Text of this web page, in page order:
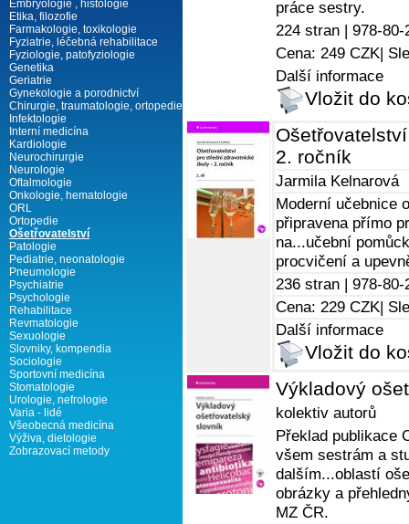
Embryologie , histologie
Etika, filozofie
Farmakologie, toxikologie
Fyziatrie, léčebná rehabilitace
Fyziologie, patofyziologie
Genetika
Geriatrie
Gynekologie a porodnictví
Chirurgie, traumatologie, ortopedie
Infektologie
Interní medicína
Kardiologie
Neurochirurgie
Neurologie
Oftalmologie
Onkologie, hematologie
ORL
Ortopedie
Ošetřovatelství
Patologie
Pediatrie, neonatologie
Pneumologie
Psychiatrie
Psychologie
Rehabilitace
Revmatologie
Sexuologie
Slovniky, kompendia
Sociologie
Sportovní medicína
Stomatologie
Urologie, nefrologie
Varia - lidé
Všeobecná medicína
Výživa, dietologie
Zobrazovací metody
práce sestry.
224 stran | 978-80-
Cena: 249 CZK|
Další informace
Vložit do
2. ročník
Jarmila Kelnarová
Moderní učebnice
připravena přímo
na...učební
procvičení a
236 stran | 978-80-
Cena: 229 CZK|
Další informace
Vložit do
Výkladový
kolektiv autorů
Překlad publikace
všem sestrám a
dalším...oblastí
obrázky a
MZ ČR.